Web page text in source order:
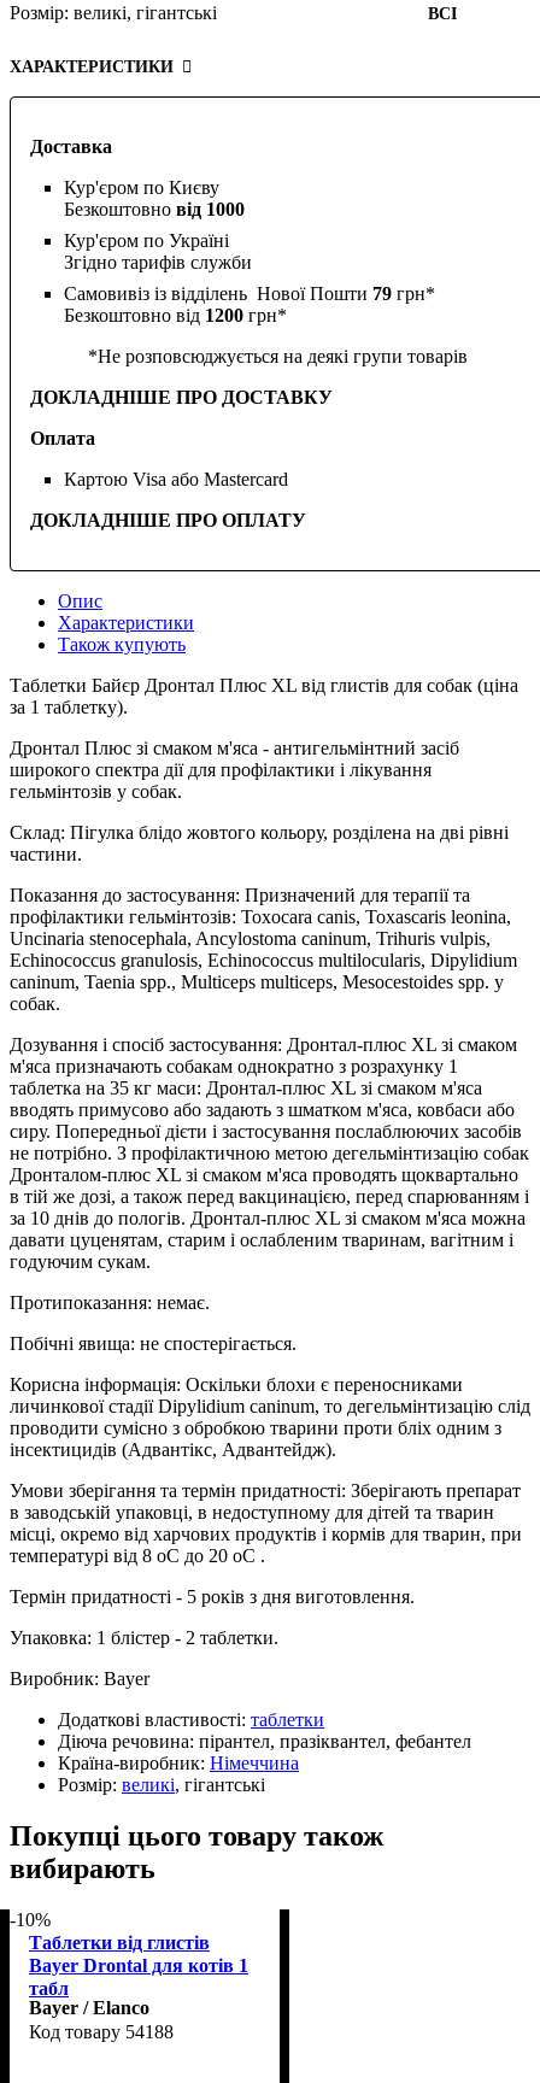
Доставка
Кур'єром по Києву
Безкоштовно від 1000
Кур'єром по Україні
Згідно тарифів служби
Самовивіз із відділень Нової Пошти 79 грн*
Безкоштовно від 1200 грн*
*Не розповсюджується на деякі групи товарів
ДОКЛАДНІШЕ ПРО ДОСТАВКУ
Оплата
Картою Visa або Mastercard
ДОКЛАДНІШЕ ПРО ОПЛАТУ
Розмір: великі, гігантські ВСІ
ХАРАКТЕРИСТИКИ
Опис
Характеристики
Також купують
Таблетки Байєр Дронтал Плюс XL від глистів для собак (ціна
за 1 таблетку).
Дронтал Плюс зі смаком м'яса - антигельмінтний засіб
широкого спектра дії для профілактики і лікування
гельмінтозів у собак.
Склад: Пігулка блідо жовтого кольору, розділена на дві рівні
частини.
Показання до застосування: Призначений для терапії та
профілактики гельмінтозів: Toxocara canis, Toxascaris leonina,
Uncinaria stenocephala, Ancylostoma caninum, Trihuris vulpis,
Echinococcus granulosis, Echinococcus multilocularis, Dipylidium
caninum, Taenia spp., Multiceps multiceps, Mesocestoides spp. у
собак.
Дозування і спосіб застосування: Дронтал-плюс XL зі смаком
м'яса призначають собакам однократно з розрахунку 1
таблетка на 35 кг маси: Дронтал-плюс XL зі смаком м'яса
вводять примусово або задають з шматком м'яса, ковбаси або
сиру. Попередньої дієти і застосування послаблюючих засобів
не потрібно. З профілактичною метою дегельмінтизацію собак
Дронталом-плюс XL зі смаком м'яса проводять щоквартально
в тій же дозі, а також перед вакцинацією, перед спарюванням і
за 10 днів до пологів. Дронтал-плюс XL зі смаком м'яса можна
давати цуценятам, старим і ослабленим тваринам, вагітним і
годуючим сукам.
Протипоказання: немає.
Побічні явища: не спостерігається.
Корисна інформація: Оскільки блохи є переносниками
личинкової стадії Dipylidium caninum, то дегельмінтизацію слід
проводити сумісно з обробкою тварини проти бліх одним з
інсектицидів (Адвантікс, Адвантейдж).
Умови зберігання та термін придатності: Зберігають препарат
в заводській упаковці, в недоступному для дітей та тварин
місці, окремо від харчових продуктів і кормів для тварин, при
температурі від 8 оС до 20 оС .
Термін придатності - 5 років з дня виготовлення.
Упаковка: 1 блістер - 2 таблетки.
Виробник: Bayer
Додаткові властивості: таблетки
Діюча речовина: пірантел, празіквантел, фебантел
Країна-виробник: Німеччина
Розмір: великі, гігантські
Покупці цього товару також
вибирають
-10%
Таблетки від глистів
Bayer Drontal для котів 1
табл
Bayer / Elanco
54188